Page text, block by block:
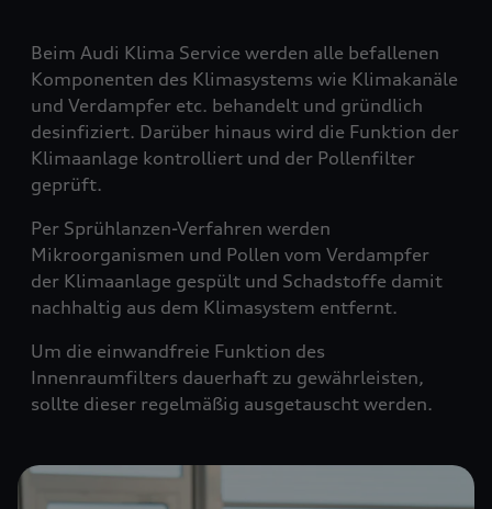
Beim Audi Klima Service werden alle befallenen
Komponenten des Klimasystems wie Klimakanäle
und Verdampfer etc. behandelt und gründlich
desinfiziert. Darüber hinaus wird die Funktion der
Klimaanlage kontrolliert und der Pollenfilter
geprüft.
Per Sprühlanzen-Verfahren werden
Mikroorganismen und Pollen vom Verdampfer
der Klimaanlage gespült und Schadstoffe damit
nachhaltig aus dem Klimasystem entfernt.
Um die einwandfreie Funktion des
Innenraumfilters dauerhaft zu gewährleisten,
sollte dieser regelmäßig ausgetauscht werden.